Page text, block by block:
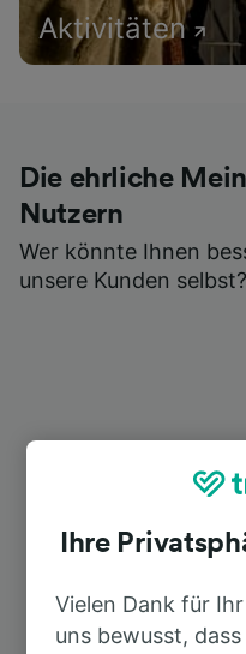
Aktivitäten
Die ehrliche
Nutzern
Wer könnte Ihnen
unsere Kunden selbst?
Ihre
Vielen Dank für
uns bewusst,